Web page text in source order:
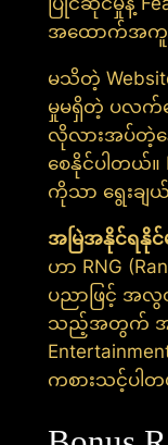
အထောက်အကူဖ
မသိတဲ့
မှုမရှိတဲ့ ပလက်ဖေ
လိုလားအပ်တဲ့န
စေနိုင်ပါတယ်။
ကိုသာ ရွေးချ
အမြဲအနိုင်ရနို
ဟာ RNG
ပညာဖြင့် အ
သည့်အတွက် အမ
ကစားသင့်ပါ